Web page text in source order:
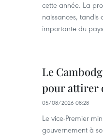
cette année. La
naissances,
importante du
Le
pour attirer
05/08/2026 08:28
Le vice-Premier
gouvernement à